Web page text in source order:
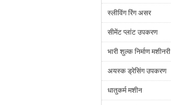
स्लीविंग रिंग असर
सीमेंट प्लांट उपकरण
भारी शुल्क निर्माण मशीनरी
अयस्क ड्रेसिंग उपकरण
धातुकर्म मशीन